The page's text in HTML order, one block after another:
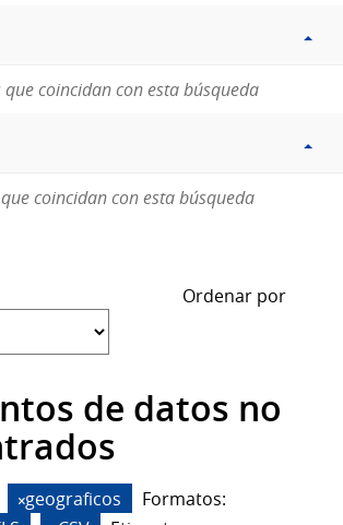
coincidan con esta búsqueda
coincidan con esta búsqueda
Ordenar por
de datos no
geograficos
Formatos: